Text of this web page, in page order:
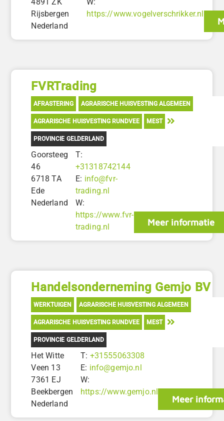
Rijsbergen
Nederland
https://www.vogelverschrikker.nl
FVRTrading
AFRASTERING AGRARISCHE HUISVESTING ALGEMEEN
AGRARISCHE HUISVESTING RUNDVEE MEST
PROVINCIE GELDERLAND
Goorsteeg
46
6718 TA
Ede
Nederland
T:
+31318742144
E: info@fvr-
trading.nl
W:
https://www.fvr-
trading.nl
Meer informatie
Handelsonderneming Gemjo BV
WERKTUIGEN AGRARISCHE HUISVESTING ALGEMEEN
AGRARISCHE HUISVESTING RUNDVEE MEST
PROVINCIE GELDERLAND
Het Witte
Veen 13
7361 EJ
Beekbergen
Nederland
T: +31555063308
E: info@gemjo.nl
W:
https://www.gemjo.nl
Meer